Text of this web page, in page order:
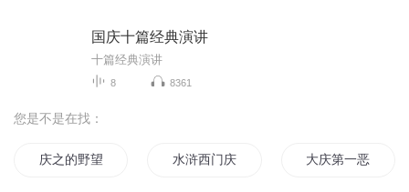
国庆十篇经典演讲
十篇经典演讲
8 8361
您是不是在找：
庆之的野望 水浒西门庆 大庆第一恶